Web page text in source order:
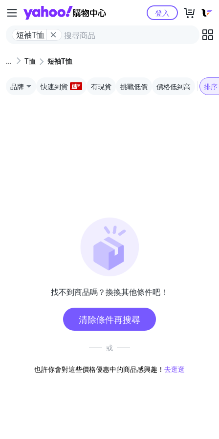
Yahoo購物中心
短袖T恤
登入
T恤 短袖T恤
品牌 快速到貨 有現貨 挑戰低價 價格低到高 排序
找不到商品嗎？換換其他條件吧！
清除條件再搜尋
或
也許你會對這些價格優惠中的商品感興趣！ 去逛逛